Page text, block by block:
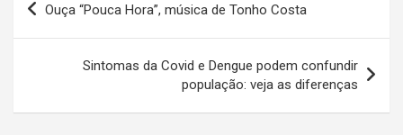
Ouça “Pouca Hora”, música de Tonho Costa
Sintomas da Covid e Dengue podem confundir
população: veja as diferenças